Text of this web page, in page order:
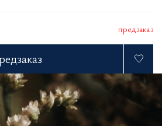
предзаказ